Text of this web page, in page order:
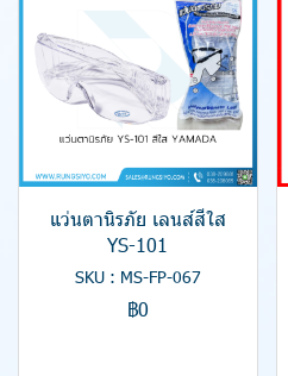
แว่นตานิรภัย เลนส์สีใส
YS-101
SKU : MS-FP-067
฿0